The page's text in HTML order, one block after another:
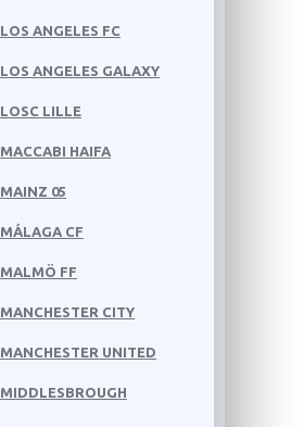
LOS ANGELES FC
LOS ANGELES GALAXY
LOSC LILLE
MACCABI HAIFA
MAINZ 05
MÁLAGA CF
MALMÖ FF
MANCHESTER CITY
MANCHESTER UNITED
MIDDLESBROUGH